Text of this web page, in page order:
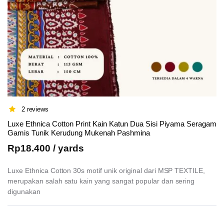
2 reviews
Luxe Ethnica Cotton Print Kain Katun Dua Sisi Piyama Seragam
Gamis Tunik Kerudung Mukenah Pashmina
Rp18.400 / yards
Luxe Ethnica Cotton 30s motif unik original dari MSP TEXTILE,
merupakan salah satu kain yang sangat popular dan sering
digunakan